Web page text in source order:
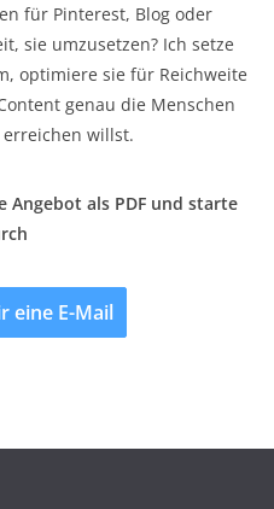
für Pinterest, Blog oder
sie umzusetzen? Ich setze
optimiere sie für Reichweite
genau die Menschen
willst.
als PDF und starte
eine E-Mail